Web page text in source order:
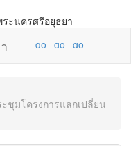
ชุมโครงการแลกเปลี่ยน